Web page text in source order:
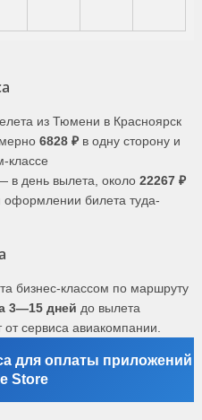
из Тюмени в Красноярск
6828 ₽ в одну сторону и
классе
в день вылета, около 22267 ₽
оформлении билета туда-
бизнес-классом по маршруту
3—15 дней до вылета
от сервиса авиакомпании.
для оплаты приложений
Store